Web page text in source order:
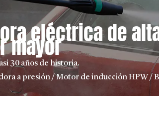
eléctrica de
mayor
30 años de historia.
a presión/Motor de inducción HPW /